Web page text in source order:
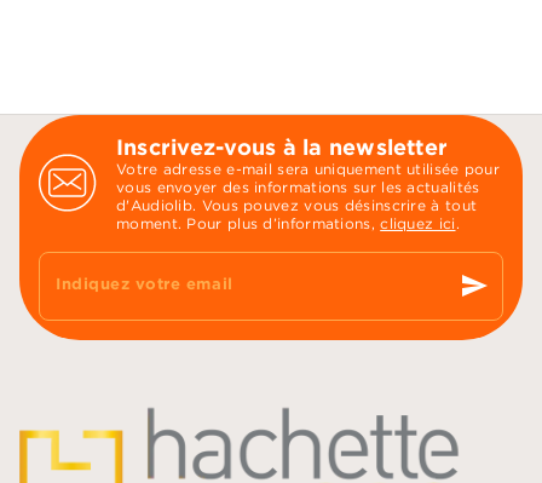
Inscrivez-vous à la newsletter
Votre adresse e-mail sera uniquement utilisée pour
vous envoyer des informations sur les actualités
d'Audiolib. Vous pouvez vous désinscrire à tout
moment. Pour plus d’informations,cliquez ici .
Indiquez votre email send